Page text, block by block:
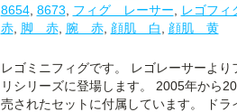
8654, 8673 フィグ レーサー レゴフィ
赤, 脚 赤, 腕 赤, 顔肌 白 顔肌 黄
レゴミニフィグです。 レゴレーサーより
リシリーズに登場します。 2005年から
売されたセットに付属しています。 ドラ